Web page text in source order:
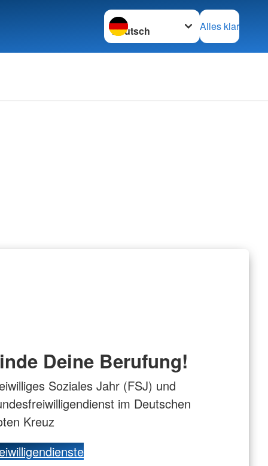
Sprache wechseln zu
Alles klar
Deine Berufung!
Soziales Jahr (FSJ) und
im Deutschen
Kreuz